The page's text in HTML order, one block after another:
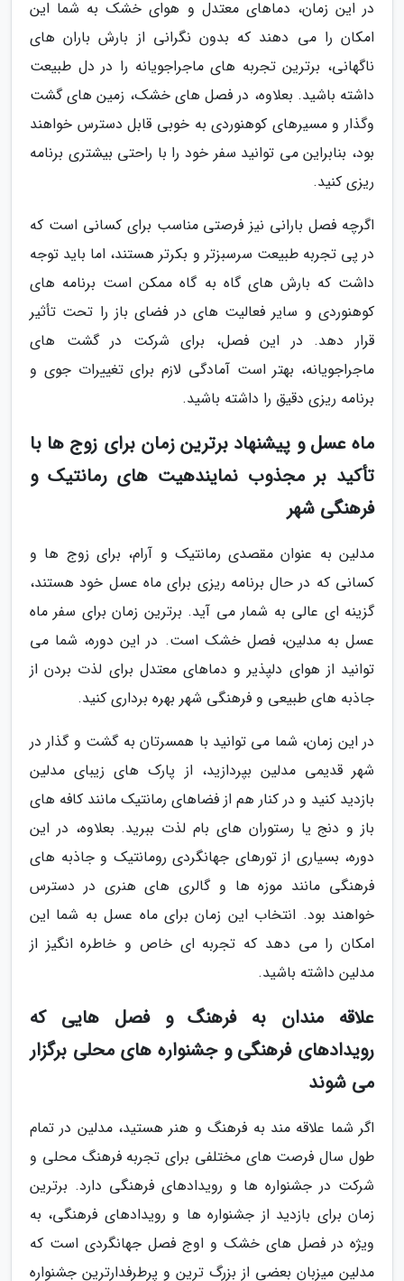
در این زمان، دماهای معتدل و هوای خشک به شما این
امکان را می دهند که بدون نگرانی از بارش باران های
ناگهانی، برترین تجربه های ماجراجویانه را در دل طبیعت
داشته باشید. بعلاوه، در فصل های خشک، زمین های گشت
وگذار و مسیرهای کوهنوردی به خوبی قابل دسترس خواهند
بود، بنابراین می توانید سفر خود را با راحتی بیشتری برنامه
ریزی کنید.
اگرچه فصل بارانی نیز فرصتی مناسب برای کسانی است که
در پی تجربه طبیعت سرسبزتر و بکرتر هستند، اما باید توجه
داشت که بارش های گاه به گاه ممکن است برنامه های
کوهنوردی و سایر فعالیت های در فضای باز را تحت تأثیر
قرار دهد. در این فصل، برای شرکت در گشت های
ماجراجویانه، بهتر است آمادگی لازم برای تغییرات جوی و
برنامه ریزی دقیق را داشته باشید.
ماه عسل و پیشنهاد برترین زمان برای زوج ها با
تأکید بر مجذوب نمایندهیت های رمانتیک و
فرهنگی شهر
مدلین به عنوان مقصدی رمانتیک و آرام، برای زوج ها و
کسانی که در حال برنامه ریزی برای ماه عسل خود هستند،
گزینه ای عالی به شمار می آید. برترین زمان برای سفر ماه
عسل به مدلین، فصل خشک است. در این دوره، شما می
توانید از هوای دلپذیر و دماهای معتدل برای لذت بردن از
جاذبه های طبیعی و فرهنگی شهر بهره برداری کنید.
در این زمان، شما می توانید با همسرتان به گشت و گذار در
شهر قدیمی مدلین بپردازید، از پارک های زیبای مدلین
بازدید کنید و در کنار هم از فضاهای رمانتیک مانند کافه های
باز و دنج یا رستوران های بام لذت ببرید. بعلاوه، در این
دوره، بسیاری از تورهای جهانگردی رومانتیک و جاذبه های
فرهنگی مانند موزه ها و گالری های هنری در دسترس
خواهند بود. انتخاب این زمان برای ماه عسل به شما این
امکان را می دهد که تجربه ای خاص و خاطره انگیز از
مدلین داشته باشید.
علاقه مندان به فرهنگ و فصل هایی که
رویدادهای فرهنگی و جشنواره های محلی برگزار
می شوند
اگر شما علاقه مند به فرهنگ و هنر هستید، مدلین در تمام
طول سال فرصت های مختلفی برای تجربه فرهنگ محلی و
شرکت در جشنواره ها و رویدادهای فرهنگی دارد. برترین
زمان برای بازدید از جشنواره ها و رویدادهای فرهنگی، به
ویژه در فصل های خشک و اوج فصل جهانگردی است که
مدلین میزبان بعضی از بزرگ ترین و پرطرفدارترین جشنواره